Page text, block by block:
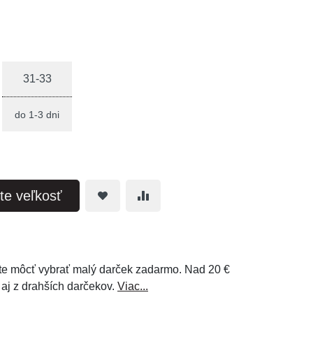
31-33
do 1-3 dni
veľkosť
môcť vybrať malý darček zadarmo. Nad 20 €
z drahších darčekov. Viac...